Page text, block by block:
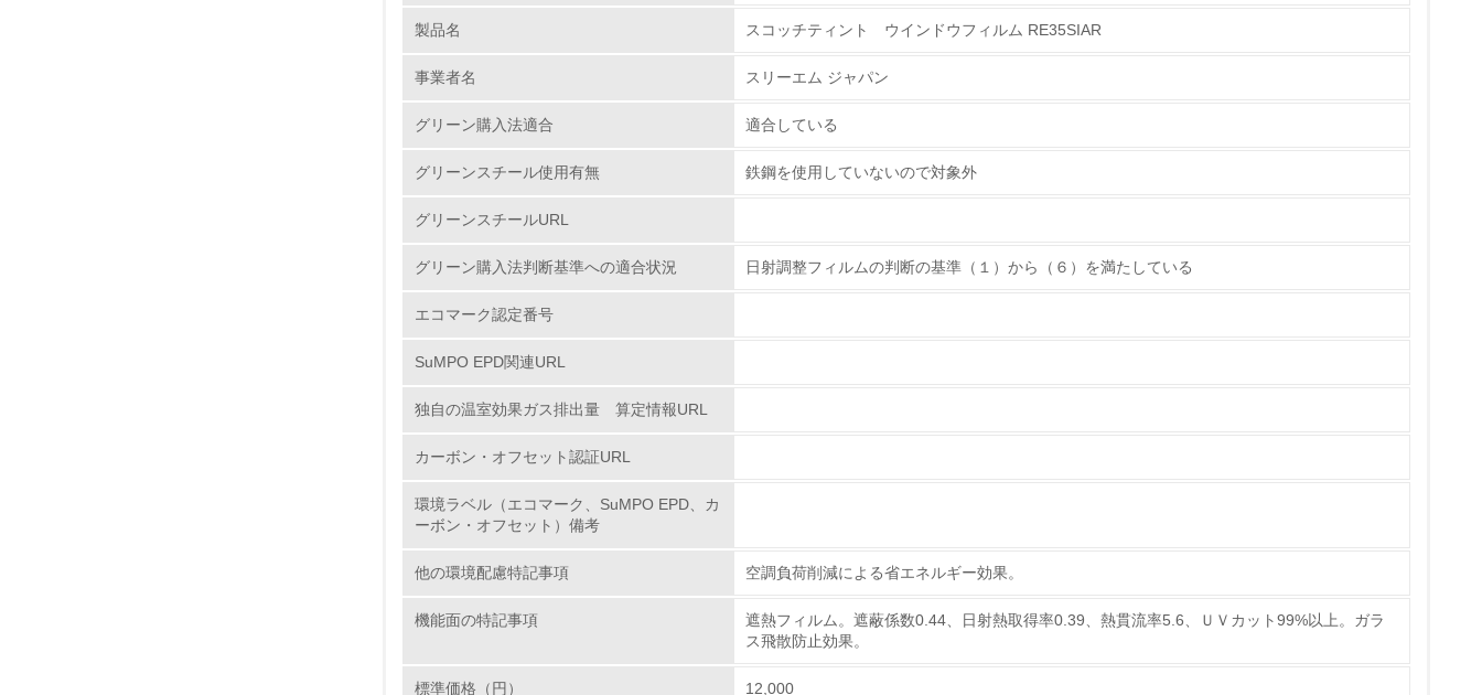
1.環境取り組み体制
No. チェック項目
5. 環境取り組み体制と成果を定期的に検証して次の活動に活かしている
6. 従業員が環境方針に基づいて自分の業務の中で行うべき環境対策を理解し、実践している
→ 導入している規格名 ISO14001
8.
製品名 スコッチティント ウインドウフィルム RE35SIAR
事業者名 スリーエム ジャパン
グリーン購入法適合 適合している
グリーンスチール使用有無 鉄鋼を使用していないので対象外
グリーンスチールURL
グリーン購入法判断基準への適合状況 日射調整フィルムの判断の基準（１）から（６）を満たしている
エコマーク認定番号
SuMPO EPD関連URL
独自の温室効果ガス排出量 算定情報URL
カーボン・オフセット認証URL
環境ラベル（エコマーク、SuMPO EPD、カ
ーボン・オフセット）備考
他の環境配慮特記事項 空調負荷削減による省エネルギー効果。
機能面の特記事項
遮熱フィルム。遮蔽係数0.44、日射熱取得率0.39、熱貫流率5.6、ＵＶカット99%以上。ガラ
ス飛散防止効果。
標準価格（円） 12,000